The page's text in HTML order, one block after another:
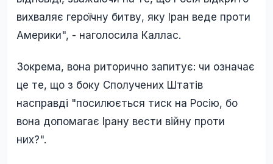
вихваляє героїчну битву, яку Іран веде проти
Америки", - наголосила Каллас.
Зокрема, вона риторично запитує: чи означає
це те, що з боку Сполучених Штатів
насправді "посилюється тиск на Росію, бо
вона допомагає Ірану вести війну проти
них?".